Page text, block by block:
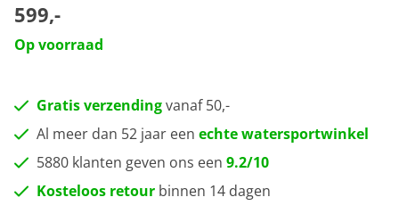
599,-
Op voorraad
Gratis verzendingvanaf 50,-
Al meer dan 52 jaar een echte watersportwinkel
5880 klanten geven ons een 9.2/10
Kosteloos retour binnen 14 dagen